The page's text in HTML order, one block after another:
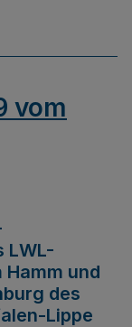
vom
LWL-
und
des
Lippe